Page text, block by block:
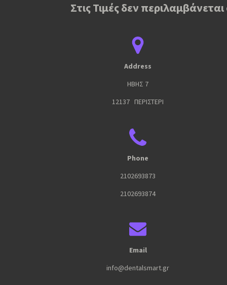
Στις Τιμές δεν
Address
ΗΒΗΣ 7
12137 ΠΕΡΙΣΤΕΡΙ
Phone
2102693873
2102693874
Email
info@dentalsmart.gr